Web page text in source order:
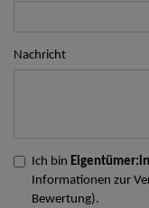
Nachricht
Ich bin
Informationen zur
Bewertung).